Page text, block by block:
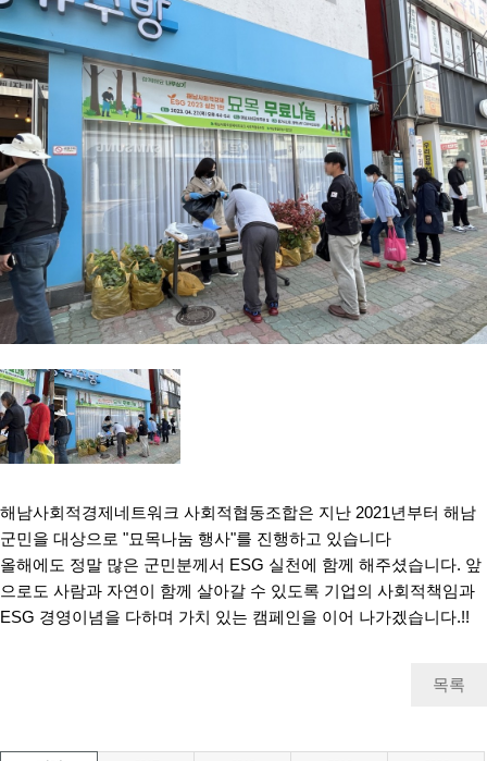
해남사회적경제네트워크 사회적협동조합은 지난 2021년부터 해남
군민을 대상으로 "묘목나눔 행사"를 진행하고 있습니다
올해에도 정말 많은 군민분께서 ESG 실천에 함께 해주셨습니다. 앞
으로도 사람과 자연이 함께 살아갈 수 있도록 기업의 사회적책임과
ESG 경영이념을 다하며 가치 있는 캠페인을 이어 나가겠습니다.!!
목록